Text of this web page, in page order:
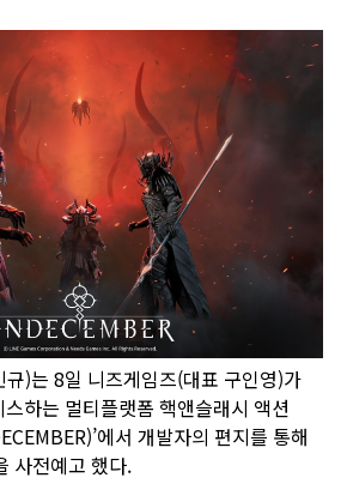
)는 8일 니즈게임즈(대표 구인영)가
하는 멀티플랫폼 핵앤슬래시 액션
에서 개발자의 편지를 통해
사전예고 했다.